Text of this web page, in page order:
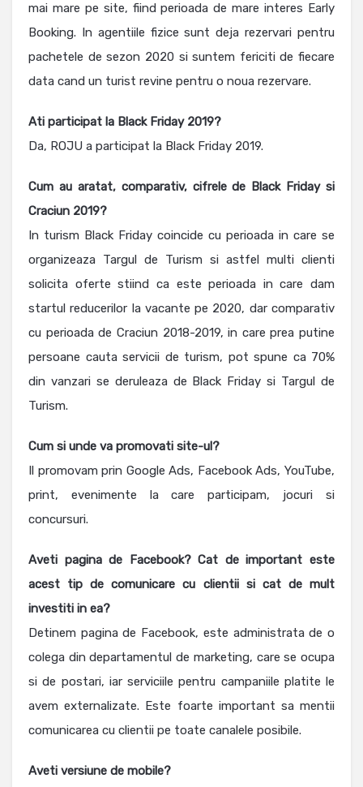
mai mare pe site, fiind perioada de mare interes Early
Booking. In agentiile fizice sunt deja rezervari pentru
pachetele de sezon 2020 si suntem fericiti de fiecare
data cand un turist revine pentru o noua rezervare.
Ati participat la Black Friday 2019?
Da, ROJU a participat la Black Friday 2019.
Cum au aratat, comparativ, cifrele de Black Friday si
Craciun 2019?
In turism Black Friday coincide cu perioada in care se
organizeaza Targul de Turism si astfel multi clienti
solicita oferte stiind ca este perioada in care dam
startul reducerilor la vacante pe 2020, dar comparativ
cu perioada de Craciun 2018-2019, in care prea putine
persoane cauta servicii de turism, pot spune ca 70%
din vanzari se deruleaza de Black Friday si Targul de
Turism.
Cum si unde va promovati site-ul?
Il promovam prin Google Ads, Facebook Ads, YouTube,
print, evenimente la care participam, jocuri si
concursuri.
Aveti pagina de Facebook? Cat de important este
acest tip de comunicare cu clientii si cat de mult
investiti in ea?
Detinem pagina de Facebook, este administrata de o
colega din departamentul de marketing, care se ocupa
si de postari, iar serviciile pentru campaniile platite le
avem externalizate. Este foarte important sa mentii
comunicarea cu clientii pe toate canalele posibile.
Aveti versiune de mobile?